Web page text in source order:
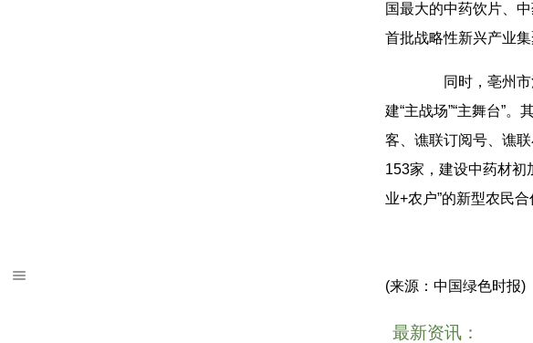
国最大的中药饮片、
首批战略性新兴产业集
同时，亳州市注
建“主战场”“主舞台”
客、谯联订阅号、谯
153家，建设中药材初
业+农户”的新型农民
(来源：中国绿色时报)
最新资讯：